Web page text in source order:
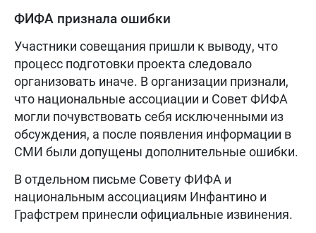
ФИФА признала ошибки
Участники совещания пришли к выводу, что
процесс подготовки проекта следовало
организовать иначе. В организации признали,
что национальные ассоциации и Совет ФИФА
могли почувствовать себя исключенными из
обсуждения, а после появления информации в
СМИ были допущены дополнительные ошибки.
В отдельном письме Совету ФИФА и
национальным ассоциациям Инфантино и
Графстрем принесли официальные извинения.